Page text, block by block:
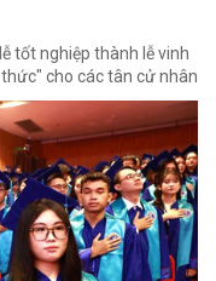
tốt nghiệp thành lễ vinh
cho các tân cử nhân